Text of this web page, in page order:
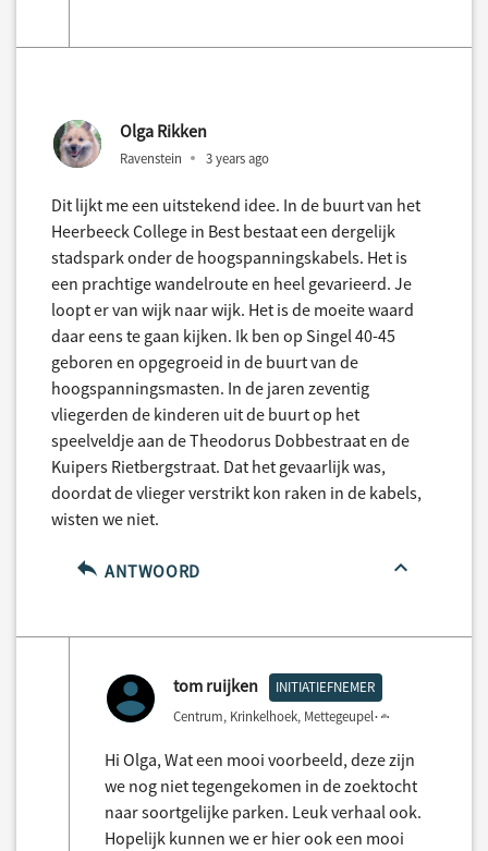
Olga Rikken
Ravenstein 3 years ago
Dit lijkt me een uitstekend idee. In de buurt van het
Heerbeeck College in Best bestaat een dergelijk
stadspark onder de hoogspanningskabels. Het is
een prachtige wandelroute en heel gevarieerd. Je
loopt er van wijk naar wijk. Het is de moeite waard
daar eens te gaan kijken. Ik ben op Singel 40-45
geboren en opgegroeid in de buurt van de
hoogspanningsmasten. In de jaren zeventig
vliegerden de kinderen uit de buurt op het
speelveldje aan de Theodorus Dobbestraat en de
Kuipers Rietbergstraat. Dat het gevaarlijk was,
doordat de vlieger verstrikt kon raken in de kabels,
wisten we niet.
ANTWOORD
tom ruijken INITIATIEFNEMER
Centrum, Krinkelhoek, Mettegeupel
Hi Olga, Wat een mooi voorbeeld, deze zijn
we nog niet tegengekomen in de zoektocht
naar soortgelijke parken. Leuk verhaal ook.
Hopelijk kunnen we er hier ook een mooi